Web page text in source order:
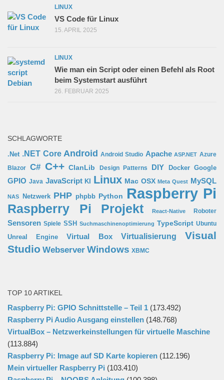
LINUX
VS Code für Linux
15. APRIL 2025
LINUX
Wie man ein Script oder einen Befehl als Root
beim Systemstart ausführt
26. FEBRUAR 2025
SCHLAGWORTE
.Net .NET Core Android Android Studio Apache ASP.NET Azure
Blazor C# C++ ClanLib Design Patterns DIY Docker Google
GPIO Java JavaScript KI Linux Mac OSX Meta Quest MySQL
NAS Netzwerk PHP phpbb Python Raspberry Pi
Raspberry Pi Projekt React-Native Roboter
Sensoren Spiele SSH Suchmaschinenoptimierung TypeScript Ubuntu
Unreal Engine
Virtual Box Virtualisierung
Visual
Studio Webserver Windows XBMC
TOP 10 ARTIKEL
Raspberry Pi: GPIO Schnittstelle – Teil 1 (173.492)
Raspberry Pi Audio Ausgang einstellen (148.768)
VirtualBox – Netzwerkeinstellungen für virtuelle Maschine
(113.884)
Raspberry Pi: Image auf SD Karte kopieren (112.196)
Mein virtueller Raspberry Pi (103.410)